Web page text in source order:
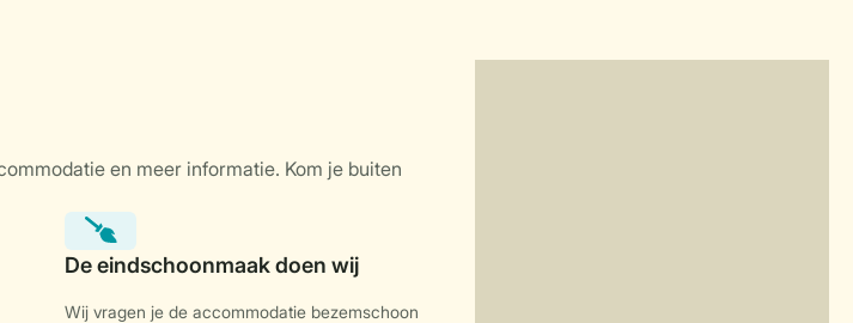
Wij vragen je de accommodatie bezemschoon